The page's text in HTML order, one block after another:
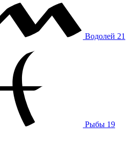
Водолей 21
Рыбы 19